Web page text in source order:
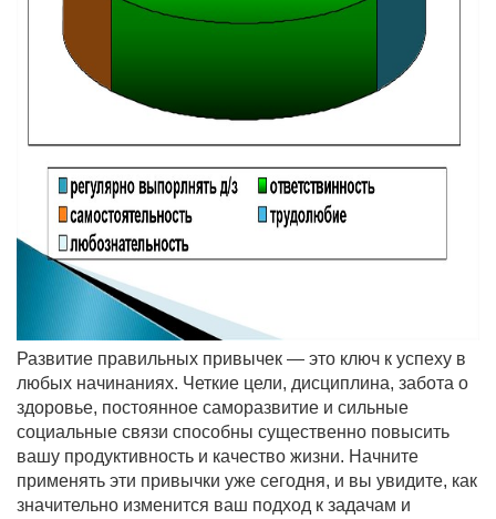
Развитие правильных привычек — это ключ к успеху в
любых начинаниях. Четкие цели, дисциплина, забота о
здоровье, постоянное саморазвитие и сильные
социальные связи способны существенно повысить
вашу продуктивность и качество жизни. Начните
применять эти привычки уже сегодня, и вы увидите, как
значительно изменится ваш подход к задачам и